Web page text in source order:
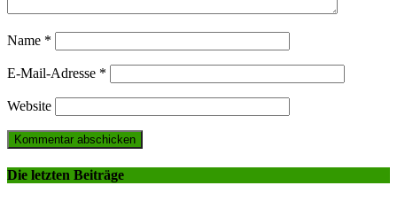
Name *
E-Mail-Adresse *
Website
Die letzten Beiträge